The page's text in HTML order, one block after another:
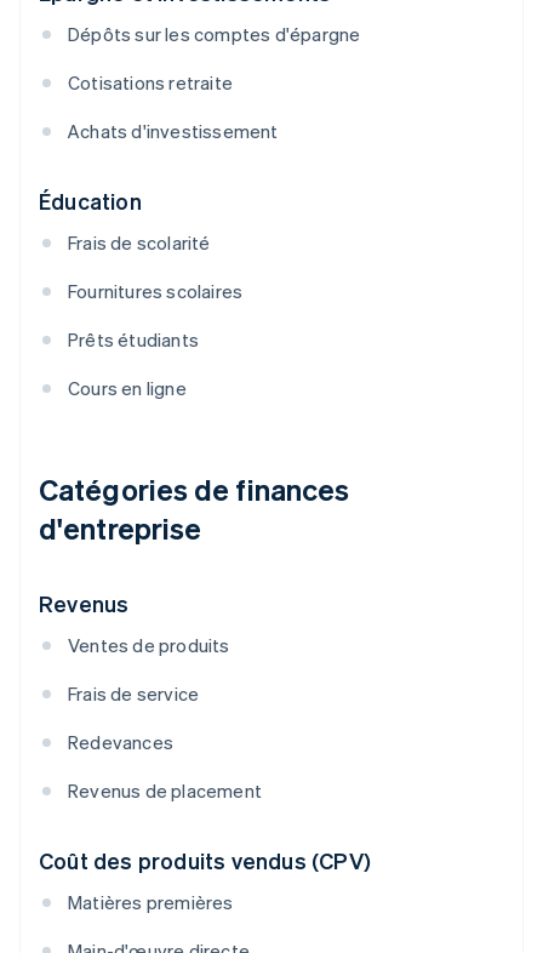
Dépôts sur les comptes d'épargne
Cotisations retraite
Achats d'investissement
Éducation
Frais de scolarité
Fournitures scolaires
Prêts étudiants
Cours en ligne
Catégories de finances
d'entreprise
Revenus
Ventes de produits
Frais de service
Redevances
Revenus de placement
Coût des produits vendus (CPV)
Matières premières